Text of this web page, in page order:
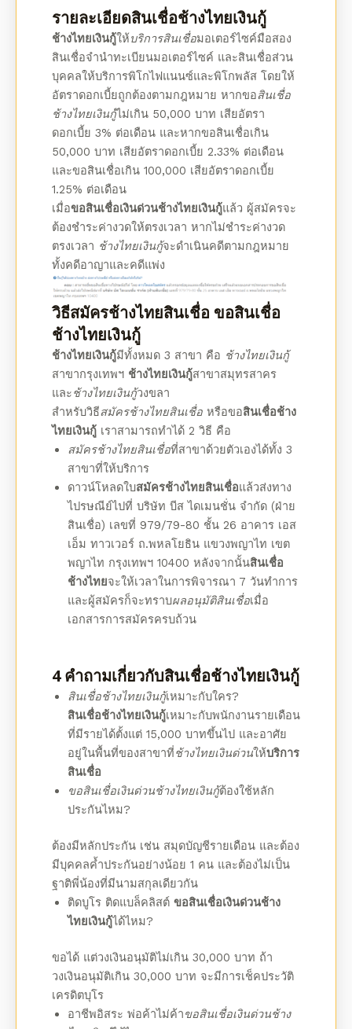
รายละเอียดสินเชื่อช้างไทยเงินกู้
ช้างไทยเงินกู้ให้บริการสินเชื่อมอเตอร์ไซค์มือสอง
สินเชื่อจำนำทะเบียนมอเตอร์ไซค์ และสินเชื่อส่วน
บุคคลให้บริการพิโกไฟแนนซ์และพิโกพลัส โดยให้
อัตราดอกเบี้ยถูกต้องตามกฎหมาย หากขอสินเชื่อ
ช้างไทยเงินกู้ไม่เกิน 50,000 บาท เสียอัตรา
ดอกเบี้ย 3% ต่อเดือน และหากขอสินเชื่อเกิน
50,000 บาท เสียอัตราดอกเบี้ย 2.33% ต่อเดือน
และขอสินเชื่อเกิน 100,000 เสียอัตราดอกเบี้ย
1.25% ต่อเดือน
เมื่อขอสินเชื่อเงินด่วนช้างไทยเงินกู้แล้ว ผู้สมัครจะ
ต้องชำระค่างวดให้ตรงเวลา หากไม่ชำระค่างวด
ตรงเวลา ช้างไทยเงินกู้จะดำเนินคดีตามกฎหมาย
ทั้งคดีอาญาและคดีแพ่ง
วิธีสมัครช้างไทยสินเชื่อ ขอสินเชื่อ
ช้างไทยเงินกู้
ช้างไทยเงินกู้มีทั้งหมด 3 สาขา คือ ช้างไทยเงินกู้
สาขากรุงเทพฯ ช้างไทยเงินกู้สาขาสมุทรสาคร
และช้างไทยเงินกู้วงขลา
สำหรับวิธีสมัครช้างไทยสินเชื่อ หรือขอสินเชื่อช้าง
ไทยเงินกู้ เราสามารถทำได้ 2 วิธี คือ
สมัครช้างไทยสินเชื่อที่สาขาด้วยตัวเองได้ทั้ง 3
สาขาที่ให้บริการ
ดาวน์โหลดใบสมัครช้างไทยสินเชื่อแล้วส่งทาง
ไปรษณีย์ไปที่ บริษัท บีส ไดเมนชั่น จำกัด (ฝ่าย
สินเชื่อ) เลขที่ 979/79-80 ชั้น 26 อาคาร เอส
เอ็ม ทาวเวอร์ ถ.พหลโยธิน แขวงพญาไท เขต
พญาไท กรุงเทพฯ 10400 หลังจากนั้นสินเชื่อ
ช้างไทยจะให้เวลาในการพิจารณา 7 วันทำการ
และผู้สมัครก็จะทราบผลอนุมัติสินเชื่อเมื่อ
เอกสารการสมัครครบถ้วน
4 คำถามเกี่ยวกับสินเชื่อช้างไทยเงินกู้
สินเชื่อช้างไทยเงินกู้เหมาะกับใคร?
สินเชื่อช้างไทยเงินกู้เหมาะกับพนักงานรายเดือน
ที่มีรายได้ตั้งแต่ 15,000 บาทขึ้นไป และอาศัย
อยู่ในพื้นที่ของสาขาที่ช้างไทยเงินด่วนให้บริการ
สินเชื่อ
ขอสินเชื่อเงินด่วนช้างไทยเงินกู้ต้องใช้หลัก
ประกันไหม?
ต้องมีหลักประกัน เช่น สมุดบัญชีรายเดือน และต้อง
มีบุคคลค้ำประกันอย่างน้อย 1 คน และต้องไม่เป็น
ฐาติพี่น้องที่มีนามสกุลเดียวกัน
ติดบูโร ติดแบล็คลิสต์ ขอสินเชื่อเงินด่วนช้าง
ไทยเงินกู้ได้ไหม?
ขอได้ แต่วงเงินอนุมัติไม่เกิน 30,000 บาท ถ้า
วงเงินอนุมัติเกิน 30,000 บาท จะมีการเช็คประวัติ
เครดิตบุโร
อาชีพอิสระ พ่อค้าไม่ค้าขอสินเชื่อเงินด่วนช้าง